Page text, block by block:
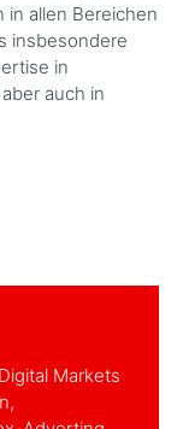
in allen Bereichen
insbesondere
in
auch in
Markets